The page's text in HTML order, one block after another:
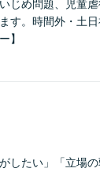
じめ問題、児童
す。時間外・土
】
したい」「立場